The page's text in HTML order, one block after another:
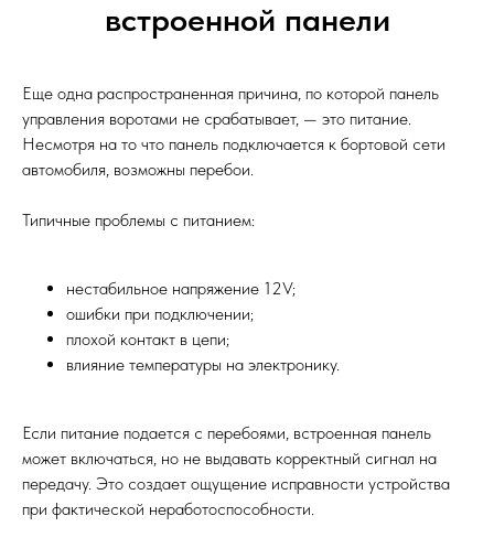
встроенной панели
Еще одна распространенная причина, по которой панель
управления воротами не срабатывает, — это питание.
Несмотря на то что панель подключается к бортовой сети
автомобиля, возможны перебои.
Типичные проблемы с питанием:
нестабильное напряжение 12V;
ошибки при подключении;
плохой контакт в цепи;
влияние температуры на электронику.
Если питание подается с перебоями, встроенная панель
может включаться, но не выдавать корректный сигнал на
передачу. Это создает ощущение исправности устройства
при фактической неработоспособности.